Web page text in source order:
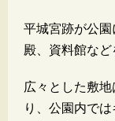
平城宮跡が公
殿、資料館など
広々とした敷
り、公園内で